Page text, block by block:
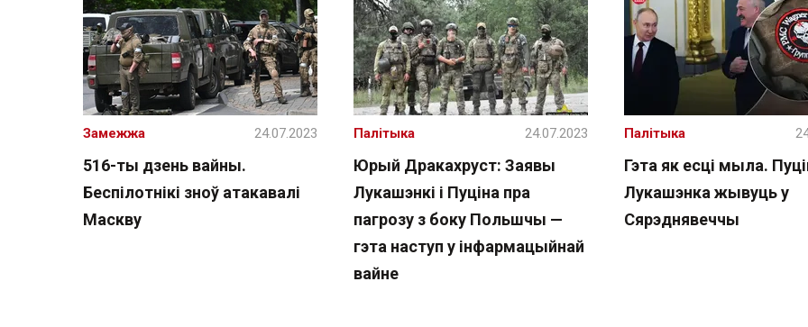
516-ты дзень вайны.
Беспілотнікі зноў атакавалі
Маскву
Замежжа 24.07.2023
Юрый Дракахруст: Заявы
Лукашэнкі і Пуціна пра
пагрозу з боку Польшчы —
гэта наступ у інфармацыйнай
вайне
Палітыка 24.07.2023
Гэта як есці мыла.
Лукашэнка жывуць у
Сярэднявеччы
Палітыка